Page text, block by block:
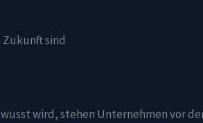
sind
wird, stehen Unternehmen vor